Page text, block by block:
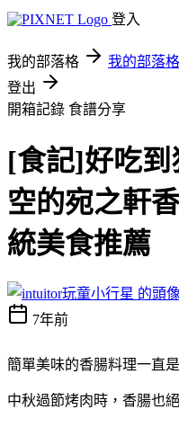
登入
我的部落格 我的部落
登出
開箱記錄 食譜分享
[食記]好吃到
空的宛之軒
統美食推薦
7年前
簡單美味的香腸料理一直
中秋過節烤肉時，香腸也